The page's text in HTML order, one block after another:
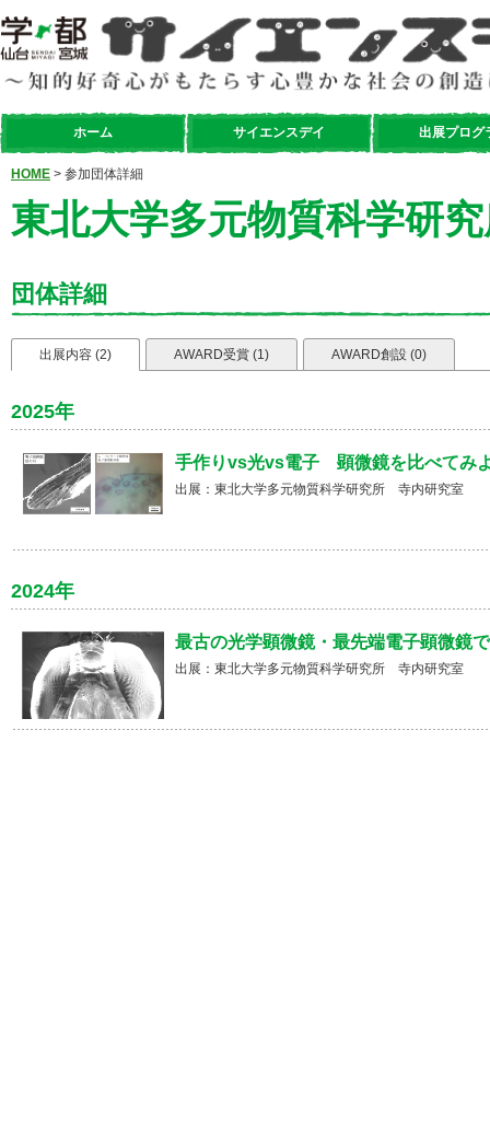
ホーム サイエンスデイ 出展プログ
HOME > 参加団体詳細
東北大学多元物質科学研
団体詳細
出展内容 (2) AWARD受賞 (1) AWARD創設 (0)
2025年
手作りvs光vs電子 顕微鏡を比べてみ
出展：東北大学多元物質科学研究所 寺内研究室
2024年
最古の光学顕微鏡・最先端電子顕微鏡
出展：東北大学多元物質科学研究所 寺内研究室